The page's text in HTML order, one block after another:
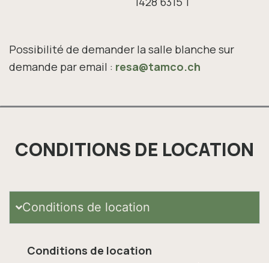
Possibilité de demander la salle blanche sur
demande par email : resa@tamco.ch
CONDITIONS DE LOCATION
Conditions de location
Conditions de location